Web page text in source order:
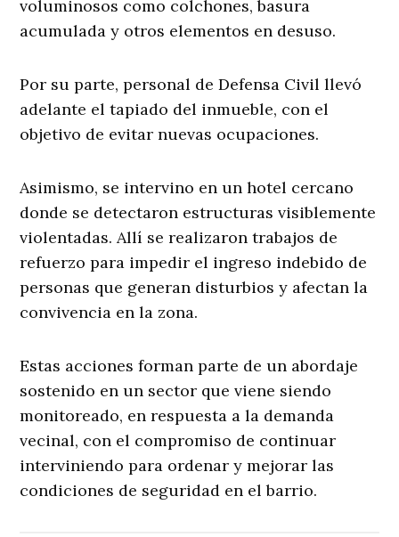
voluminosos como colchones, basura
acumulada y otros elementos en desuso.
Por su parte, personal de Defensa Civil llevó
adelante el tapiado del inmueble, con el
objetivo de evitar nuevas ocupaciones.
Asimismo, se intervino en un hotel cercano
donde se detectaron estructuras visiblemente
violentadas. Allí se realizaron trabajos de
refuerzo para impedir el ingreso indebido de
personas que generan disturbios y afectan la
convivencia en la zona.
Estas acciones forman parte de un abordaje
sostenido en un sector que viene siendo
monitoreado, en respuesta a la demanda
vecinal, con el compromiso de continuar
interviniendo para ordenar y mejorar las
condiciones de seguridad en el barrio.